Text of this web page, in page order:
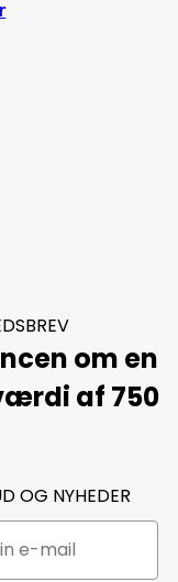
om en
af 750
OG NYHEDER